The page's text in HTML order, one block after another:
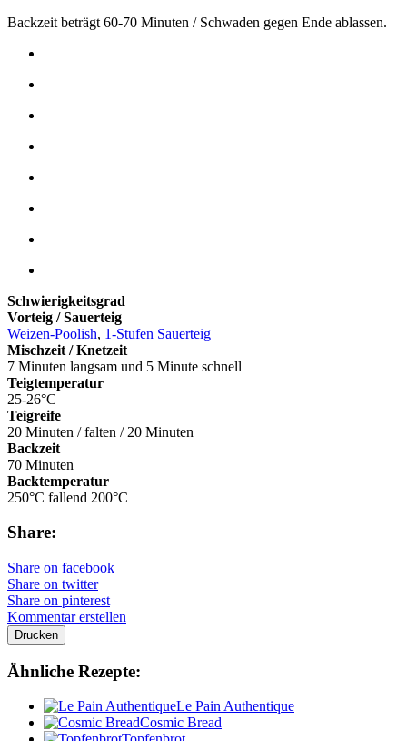
Backzeit beträgt 60-70 Minuten / Schwaden gegen Ende ablassen.
Schwierigkeitsgrad
Vorteig / Sauerteig
Weizen-Poolish, 1-Stufen Sauerteig
Mischzeit / Knetzeit
7 Minuten langsam und 5 Minute schnell
Teigtemperatur
25-26°C
Teigreife
20 Minuten / falten / 20 Minuten
Backzeit
70 Minuten
Backtemperatur
250°C fallend 200°C
Share:
Share on facebook
Share on twitter
Share on pinterest
Kommentar erstellen
Drucken
Ähnliche Rezepte:
Le Pain Authentique
Cosmic Bread